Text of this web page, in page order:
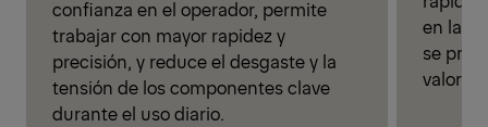
confianza en el operador, permite
trabajar con mayor rapidez y
precisión, y reduce el desgaste y la
tensión de los componentes clave
durante el uso diario.
en la
se
valor a